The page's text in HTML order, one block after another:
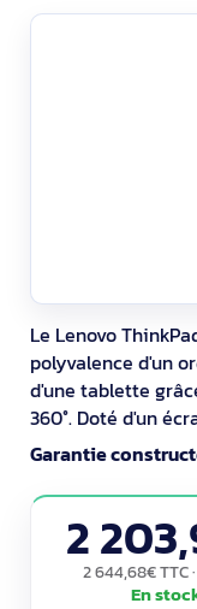
Le Lenovo
polyvalence d'un
d'une tablette
360°. Doté d'un
résolution native
images
couvrant 100 %
pour visionner du
Garantie
22 644,68€ TTC
En